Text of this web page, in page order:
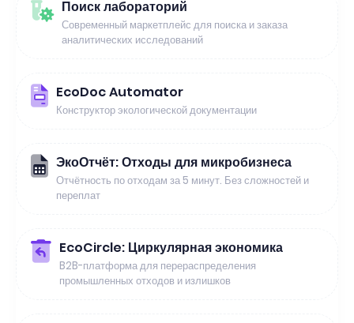
Поиск лабораторий
Современный маркетплейс для поиска и заказа
аналитических исследований
EcoDoc Automator
Конструктор экологической документации
ЭкоОтчёт: Отходы для микробизнеса
Отчётность по отходам за 5 минут. Без сложностей и
переплат
EcoCircle: Циркулярная экономика
B2B-платформа для перераспределения
промышленных отходов и излишков